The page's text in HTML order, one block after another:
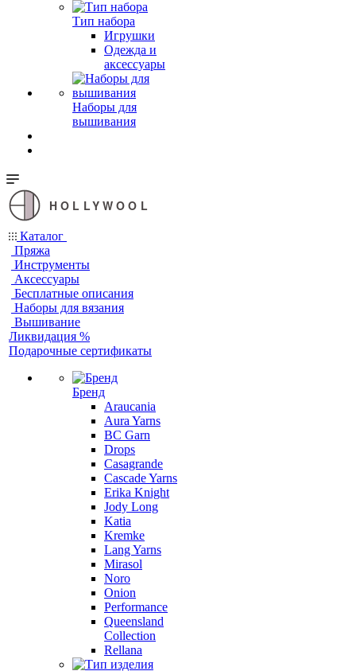
Тип набора
Игрушки
Одежда и
аксессуары
Наборы для
вышивания
HOLLYWOOL
Каталог
Пряжа
Инструменты
Аксессуары
Бесплатные описания
Наборы для вязания
Вышивание
Ликвидация %
Подарочные сертификаты
Бренд
Araucania
Aura Yarns
BC Garn
Drops
Casagrande
Cascade Yarns
Erika Knight
Jody Long
Katia
Kremke
Lang Yarns
Mirasol
Noro
Onion
Performance
Queensland
Collection
Rellana